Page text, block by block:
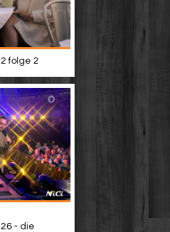
folge 2
- die